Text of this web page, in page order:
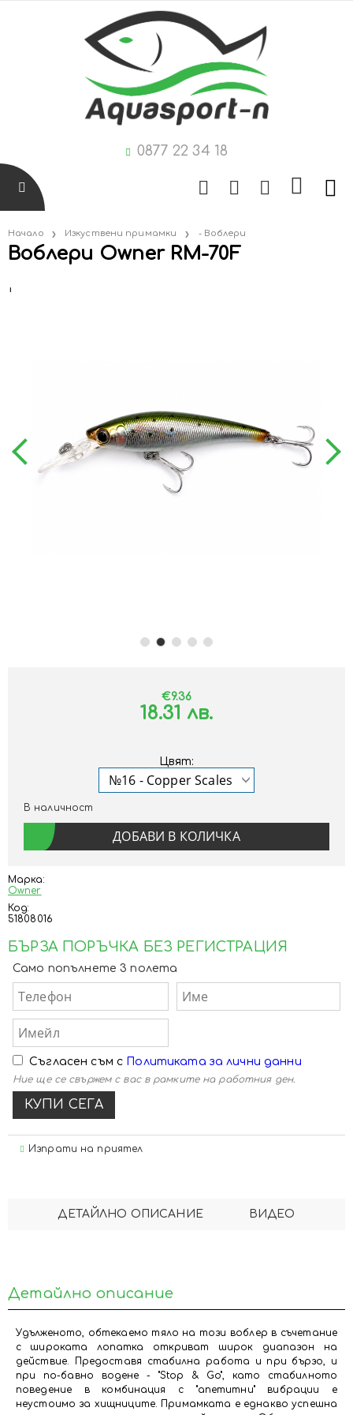
0877 22 34 18
Начало Изкуствени примамки - Воблери
Воблери Owner RM-70F
Марка:
Owner
Код:
51808016
БЪРЗА ПОРЪЧКА БЕЗ РЕГИСТРАЦИЯ
Само попълнете 3 полета
Съгласен съм с Политиката за лични данни
Ние ще се свържем с вас в рамките на работния ден.
Изпрати на приятел
€9.36
18.31 лв.
Цвят:
В наличност
ДЕТАЙЛНО ОПИСАНИЕ ВИДЕО
Детайлно описание
Удълженото, обтекаемо тяло на този воблер в съчетание
с широката лопатка откриват широк диапазон на
действие. Предоставя стабилна работа и при бързо, и
при по-бавно водене - "Stop & Go", като стабилното
поведение в комбинация с "апетитни" вибрации е
неустоимо за хищниците. Примамката е еднакво успешна